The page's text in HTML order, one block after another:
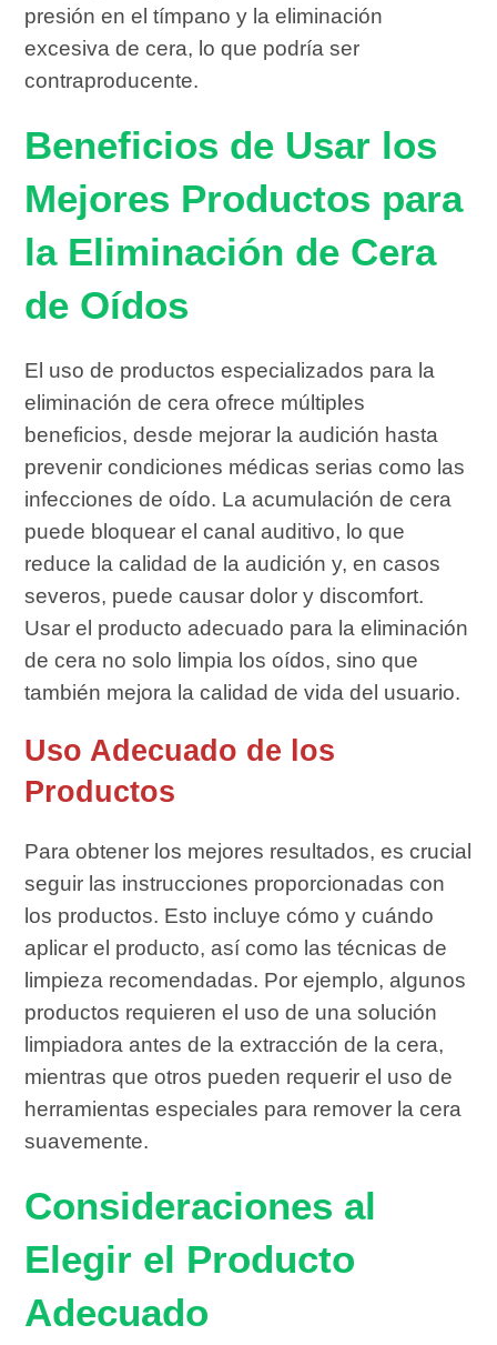
presión en el tímpano y la eliminación
excesiva de cera, lo que podría ser
contraproducente.
Beneficios de Usar los
Mejores Productos para
la Eliminación de Cera
de Oídos
El uso de productos especializados para la
eliminación de cera ofrece múltiples
beneficios, desde mejorar la audición hasta
prevenir condiciones médicas serias como las
infecciones de oído. La acumulación de cera
puede bloquear el canal auditivo, lo que
reduce la calidad de la audición y, en casos
severos, puede causar dolor y discomfort.
Usar el producto adecuado para la eliminación
de cera no solo limpia los oídos, sino que
también mejora la calidad de vida del usuario.
Uso Adecuado de los
Productos
Para obtener los mejores resultados, es crucial
seguir las instrucciones proporcionadas con
los productos. Esto incluye cómo y cuándo
aplicar el producto, así como las técnicas de
limpieza recomendadas. Por ejemplo, algunos
productos requieren el uso de una solución
limpiadora antes de la extracción de la cera,
mientras que otros pueden requerir el uso de
herramientas especiales para remover la cera
suavemente.
Consideraciones al
Elegir el Producto
Adecuado